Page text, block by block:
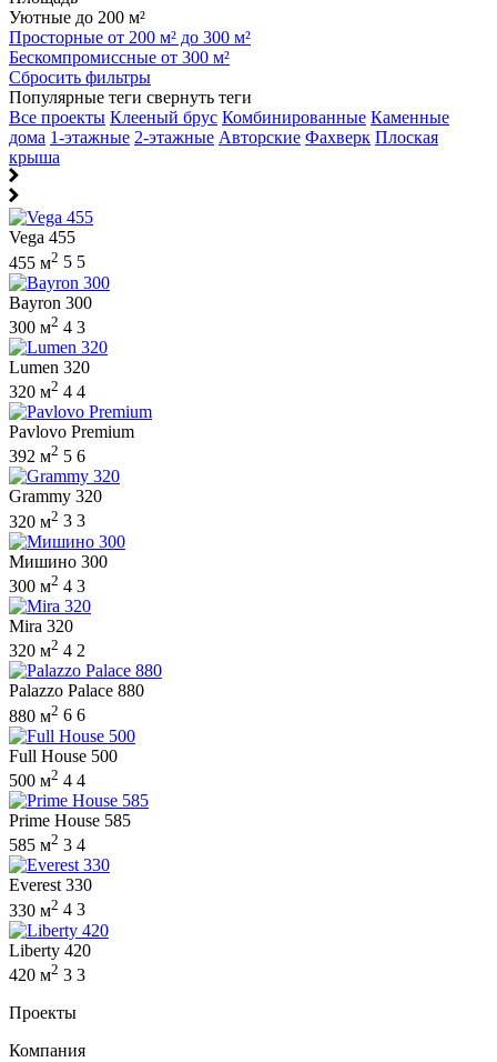
Уютные до 200 м²
Просторные от 200 м² до 300 м²
Бескомпромиссные от 300 м²
Сбросить фильтры
Популярные теги свернуть теги
Все проекты Клееный брус Комбинированные Каменные
дома 1-этажные 2-этажные Авторские Фахверк Плоская
крыша
Vega 455
455 м2 5 5
Bayron 300
300 м2 4 3
Lumen 320
320 м2 4 4
Pavlovo Premium
392 м2 5 6
Grammy 320
320 м2 3 3
Мишино 300
300 м2 4 3
Mira 320
320 м2 4 2
Palazzo Palace 880
880 м2 6 6
Full House 500
500 м2 4 4
Prime House 585
585 м2 3 4
Everest 330
330 м2 4 3
Liberty 420
420 м2 3 3
Проекты
Компания